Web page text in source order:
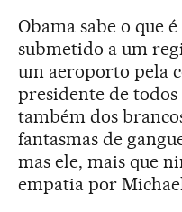
Obama sabe o que
submetido a um
um aeroporto pela
presidente de
também dos
fantasmas de
mas ele, mais que
empatia por